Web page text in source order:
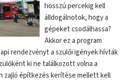
hosszú percekig kell
álldogálnotok, hogy a
gépeket csodálhassa?
Akkor ez a program
rendezvényt a szülői igények hívták
ki ne találkozott volna a
zajló építkezés kerítése mellett kell